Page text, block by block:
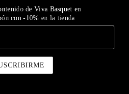
de Viva Basquet en
con -10% en la tienda